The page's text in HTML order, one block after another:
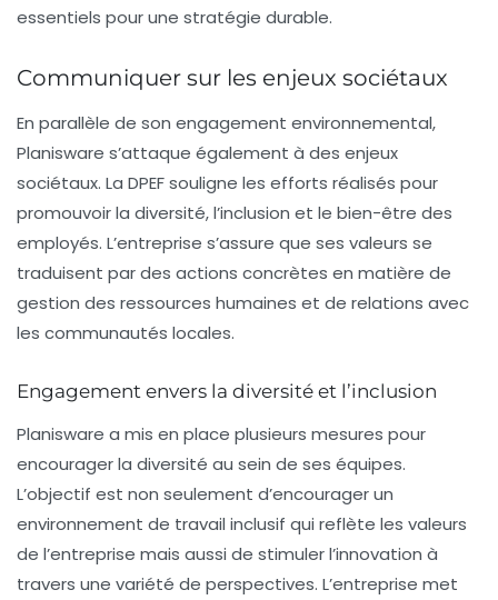
essentiels pour une stratégie durable.
Communiquer sur les enjeux sociétaux
En parallèle de son engagement environnemental,
Planisware s’attaque également à des enjeux
sociétaux. La DPEF souligne les efforts réalisés pour
promouvoir la diversité, l’inclusion et le bien-être des
employés. L’entreprise s’assure que ses valeurs se
traduisent par des actions concrètes en matière de
gestion des ressources humaines et de relations avec
les communautés locales.
Engagement envers la diversité et l’inclusion
Planisware a mis en place plusieurs mesures pour
encourager la diversité au sein de ses équipes.
L’objectif est non seulement d’encourager un
environnement de travail inclusif qui reflète les valeurs
de l’entreprise mais aussi de stimuler l’innovation à
travers une variété de perspectives. L’entreprise met